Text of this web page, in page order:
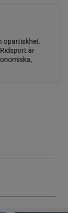
opartiskhet.
är